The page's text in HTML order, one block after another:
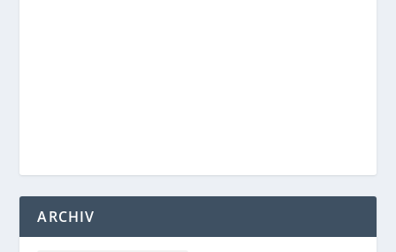
ARCHIV